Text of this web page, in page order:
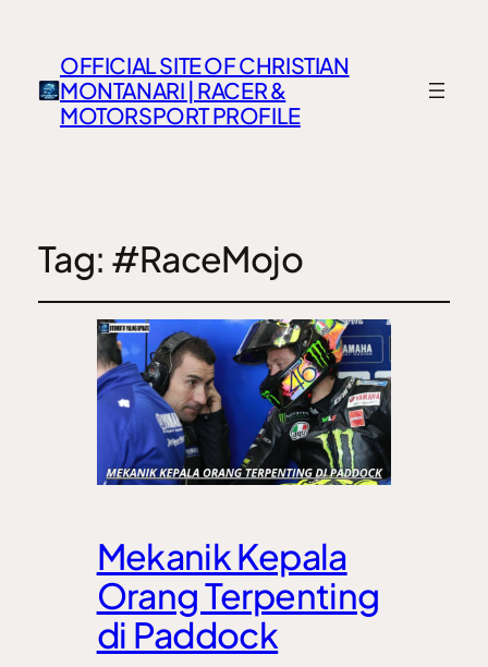
OFFICIAL SITE OF CHRISTIAN
MONTANARI | RACER &
MOTORSPORT PROFILE
Tag: #RaceMojo
Mekanik Kepala
Orang Terpenting
di Paddock